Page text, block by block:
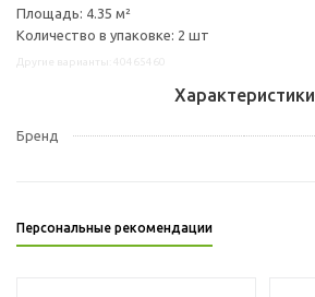
Площадь: 4.35 м²
Количество в упаковке: 2 шт
Характеристики
Бренд
Персональные рекомендации